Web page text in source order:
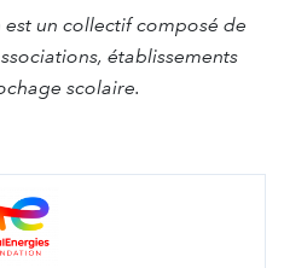
un collectif composé de
établissements
scolaire.